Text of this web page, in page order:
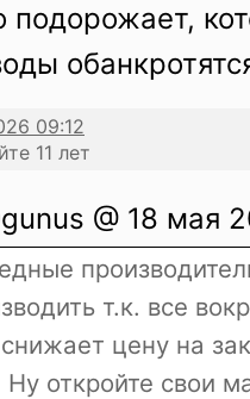
подорожает,
11 лет
@ 18 мая
т.к. все
цену на
откройте свои